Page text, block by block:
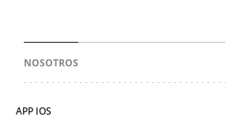
NOSOTROS
APP IOS